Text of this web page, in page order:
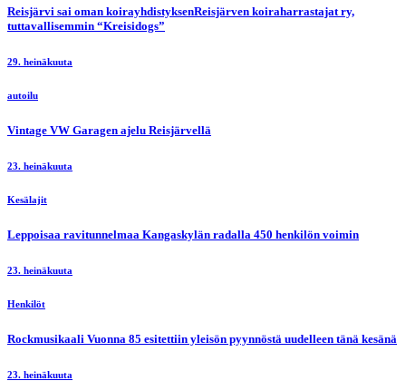
Reisjärvi sai oman koirayhdistyksenReisjärven koiraharrastajat ry,
tuttavallisemmin “Kreisidogs”
29. heinäkuuta
autoilu
Vintage VW Garagen ajelu Reisjärvellä
23. heinäkuuta
Kesälajit
Leppoisaa ravitunnelmaa Kangaskylän radalla 450 henkilön voimin
23. heinäkuuta
Henkilöt
Rockmusikaali Vuonna 85 esitettiin yleisön pyynnöstä uudelleen tänä kesänä
23. heinäkuuta